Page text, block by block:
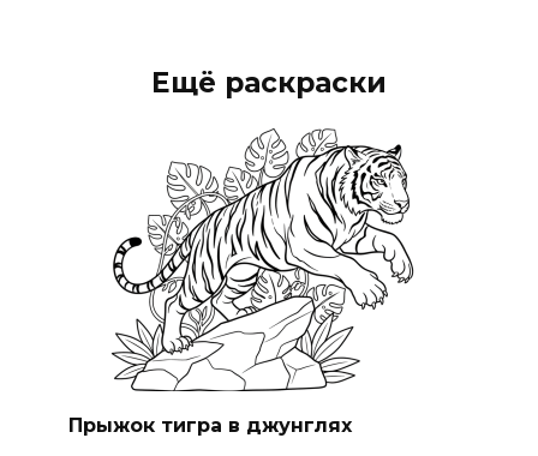
Ещё раскраски
Прыжок тигра в джунглях